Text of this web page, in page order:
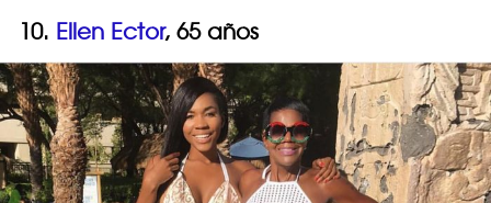
10. Ellen Ector, 65 años